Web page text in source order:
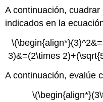
A continuación,
indicados en la
3)&=(2\times
A continuación, evalúe